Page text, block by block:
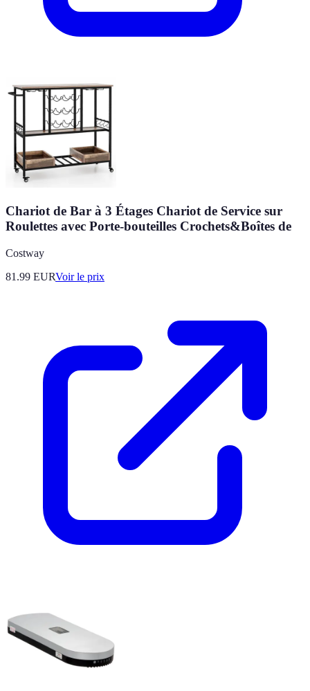
Chariot de Bar à 3 Étages Chariot de Service sur
Roulettes avec Porte-bouteilles Crochets&Boîtes de
Costway
81.99 EURVoir le prix